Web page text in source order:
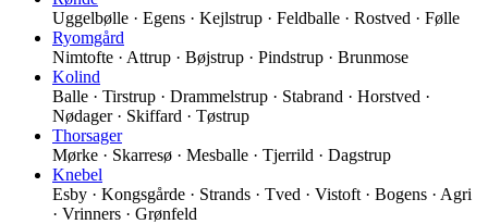
Uggelbølle · Egens · Kejlstrup · Feldballe · Rostved · Følle
Ryomgård
Nimtofte · Attrup · Bøjstrup · Pindstrup · Brunmose
Kolind
Balle · Tirstrup · Drammelstrup · Stabrand · Horstved ·
Nødager · Skiffard · Tøstrup
Thorsager
Mørke · Skarresø · Mesballe · Tjerrild · Dagstrup
Knebel
Esby · Kongsgårde · Strands · Tved · Vistoft · Bogens · Agri
· Vrinners · Grønfeld